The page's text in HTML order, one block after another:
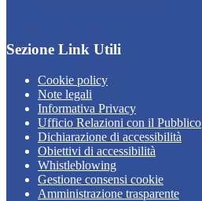
Sezione Link Utili
Cookie policy
Note legali
Informativa Privacy
Ufficio Relazioni con il Pubblico
Dichiarazione di accessibilità
Obiettivi di accessibilità
Whistleblowing
Gestione consensi cookie
Amministrazione trasparente